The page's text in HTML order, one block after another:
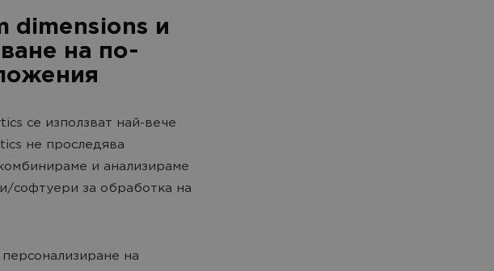
dimensions и
на по-
се използват най-вече
не проследява
и анализираме
софтуери за обработка на
на